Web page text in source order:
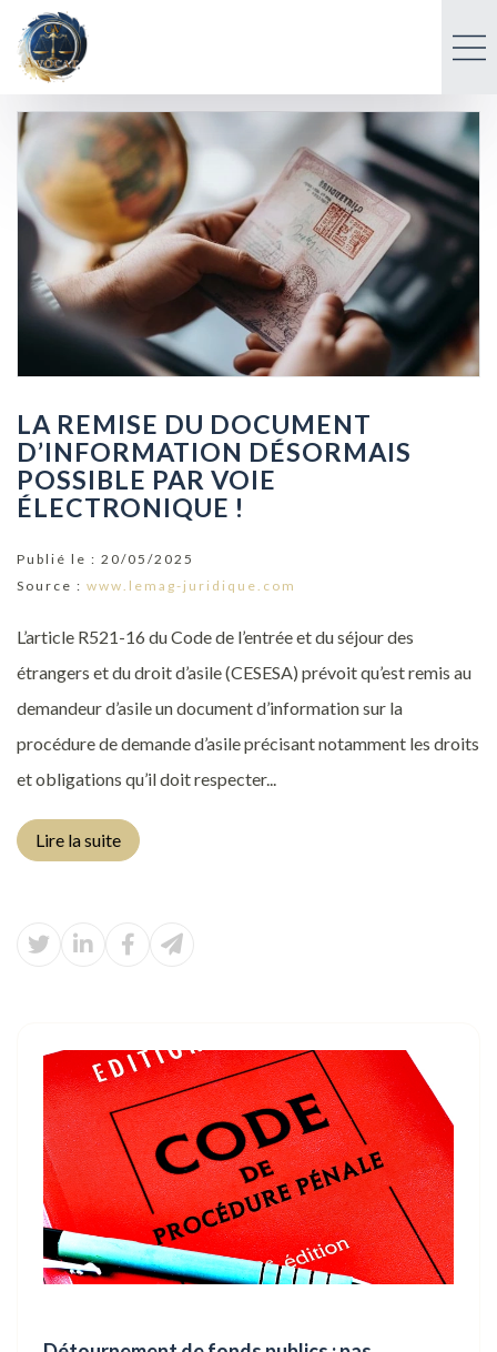
LA REMISE DU DOCUMENT
D’INFORMATION DÉSORMAIS
POSSIBLE PAR VOIE
ÉLECTRONIQUE !
Publié le : 20/05/2025
Source : www.lemag-juridique.com
L’article R521-16 du Code de l’entrée et du séjour des
étrangers et du droit d’asile (CESESA) prévoit qu’est remis au
demandeur d’asile un document d’information sur la
procédure de demande d’asile précisant notamment les droits
et obligations qu’il doit respecter...
Lire la suite